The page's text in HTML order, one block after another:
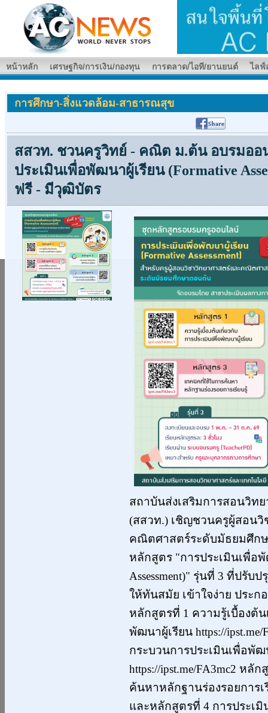
หน้าหลัก เศรษฐกิจ/การเงิน/กองทุน การตลาด/ไอที/ยานยนต์ ไลฟ์
การศึกษา-สิ่งแวดล้อม-สาธารณสุข
สสวท. ชวนครูวิทย์ - คณิต ม.ต้น อบรมอ
ประเมินเพื่อพัฒนาผู้เรียน (Formative
ฟรี - มีวุฒิบัตร
สถาบันส่งเสริมการสอนวิท
(สสวท.) เชิญชวนครูผู้สอนวิ
คณิตศาสตร์ระดับมัธยมศึก
หลักสูตร "การประเมินเพื่อพั
Assessment)" รุ่นที่ 3 ที่ปรับ
ให้ทันสมัย เข้าใจง่าย ประ
หลักสูตรที่ 1 ความรู้เบื้องต้น
พัฒนาผู้เรียน https://
กระบวนการประเมินเพื่อพัฒ
https://ipst.me/FA3mc2 ห
ค้นหาหลักฐานร่องรอยการเรี
และหลักสูตรที่ 4 การประเมิ